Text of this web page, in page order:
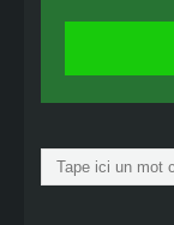
Rechercher